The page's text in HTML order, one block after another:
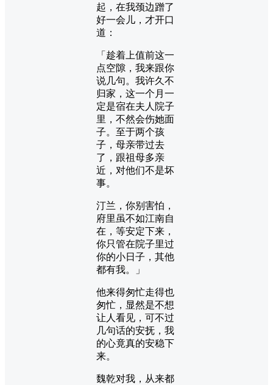
起，在我颈边蹭了
好一会儿，才开口
道：
「趁着上值前这一
点空隙，我来跟你
说几句。我许久不
归家，这一个月一
定是宿在夫人院子
里，不然会伤她面
子。至于两个孩
子，母亲带过去
了，跟祖母多亲
近，对他们不是坏
事。
汀兰，你别害怕，
府里虽不如江南自
在，等安定下来，
你只管在院子里过
你的小日子，其他
都有我。」
他来得匆忙走得也
匆忙，显然是不想
让人看见，可不过
几句话的安抚，我
的心竟真的安稳下
来。
魏乾对我，从来都